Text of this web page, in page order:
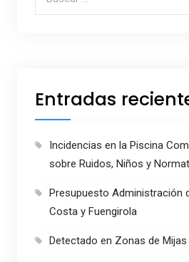
Entradas
Incidencias en la Piscina
sobre Ruidos, Niños y
Presupuesto Administración
Costa y Fuengirola
Detectado en Zonas de